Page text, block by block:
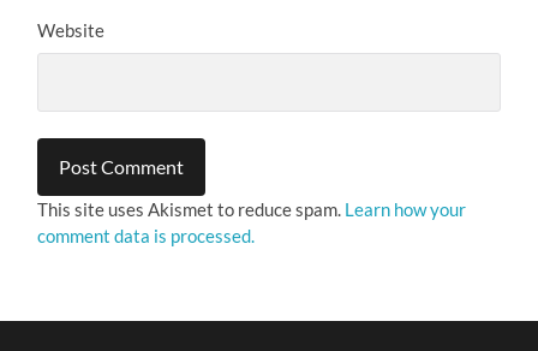
Website
This site uses Akismet to reduce spam. Learn how your
comment data is processed.